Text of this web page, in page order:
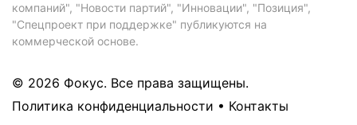
компаний", "Новости партий", "Инновации", "Позиция",
"Спецпроект при поддержке" публикуются на
коммерческой основе.
© 2026 Фокус. Все права защищены.
Политика конфиденциальности • Контакты